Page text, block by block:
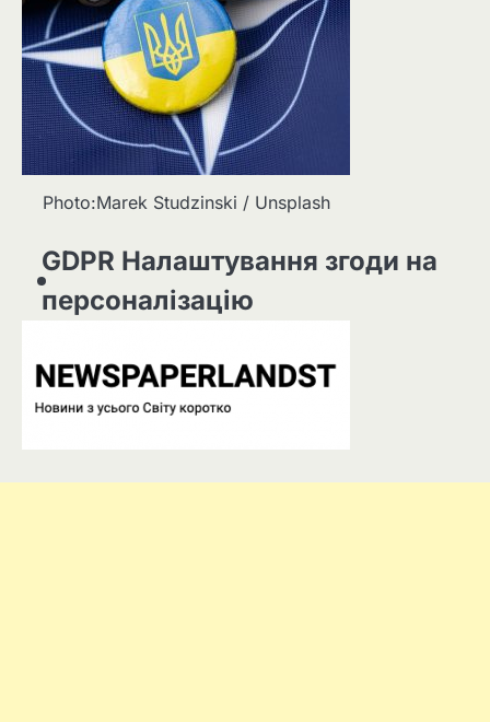
Photo:Marek Studzinski / Unsplash
GDPR Налаштування згоди на
персоналізацію